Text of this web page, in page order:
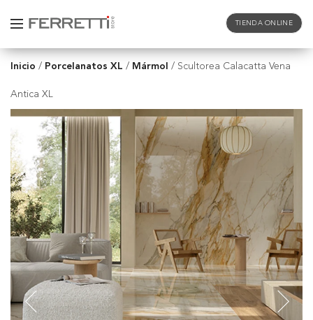
TIENDA ONLINE
Inicio / Porcelanatos XL / Mármol / Scultorea Calacatta Vena
Antica XL